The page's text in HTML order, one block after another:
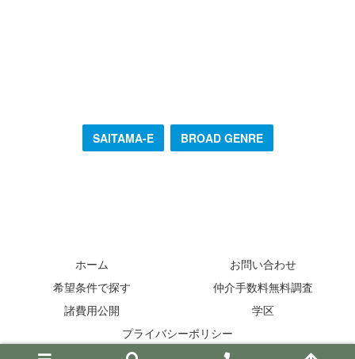
SAITAMA-E BROAD GENRE
ホーム
お問い合わせ
希望条件で探す
仲介手数料無料調査
諸費用公開
学区
プライバシーポリシー